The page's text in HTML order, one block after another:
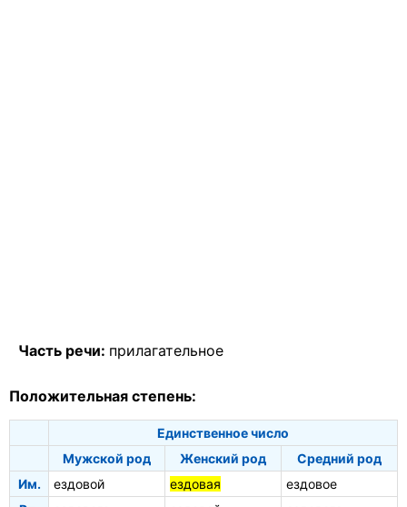
Часть речи: прилагательное
Положительная степень:
Единственное число
Мужской род
Женский род
Средний род
Им.
ездовой ездовая
ездовое